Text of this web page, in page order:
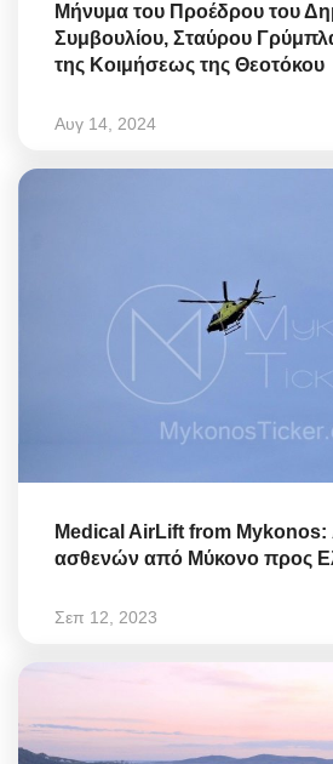
Μήνυμα του Προέδρου του
Συμβουλίου, Σταύρου
της Κοιμήσεως της Θεοτόκου
Αυγ 14, 2024
Medical AirLift from Mykonos:
ασθενών από Μύκονο προς
Σεπ 12, 2023